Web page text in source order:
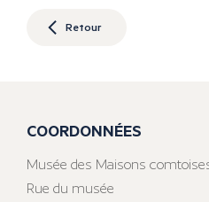
Retour
COORDONNÉES
Musée des Maisons
Rue du musée